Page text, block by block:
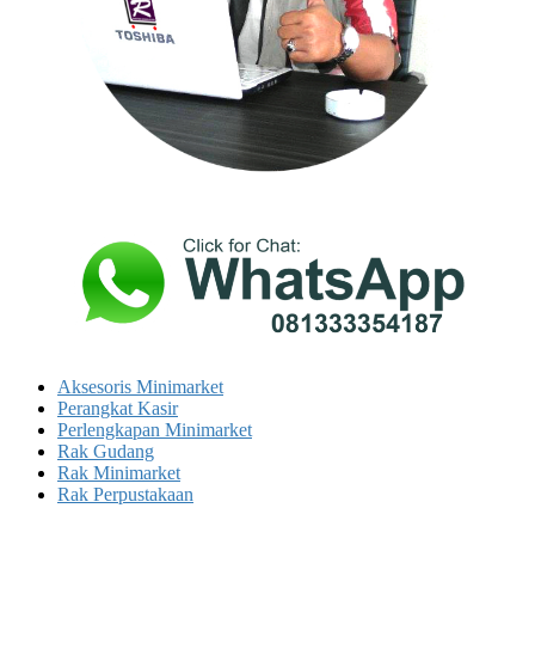
Aksesoris Minimarket
Perangkat Kasir
Perlengkapan Minimarket
Rak Gudang
Rak Minimarket
Rak Perpustakaan